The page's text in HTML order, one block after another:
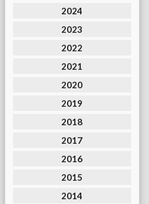
2024
2023
2022
2021
2020
2019
2018
2017
2016
2015
2014